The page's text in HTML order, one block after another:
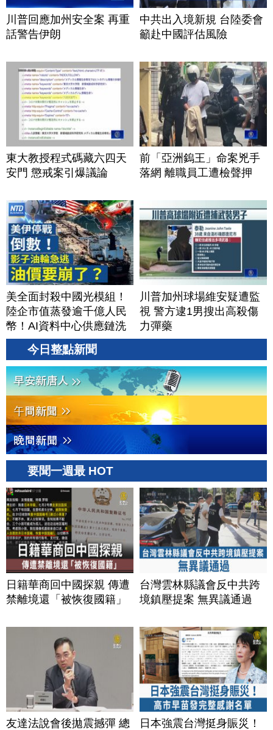
川普回應加州安全案 再重
話警告伊朗
中共出入境新規 台陸委會
籲赴中國評估風險
東大教授程式碼藏六四天
安門 懲戒案引爆議論
前「亞洲鎢王」命案兇手
落網 離職員工遭檢聲押
美全面封殺中國光模組！
陸企市值蒸發逾千億人民
幣！AI資料中心供應鏈洗
牌？台灣喜迎轉單！成關
鍵樞紐？｜#財經新聞
│20260805 (三)
川普加州球場維安疑遭監
視 警方逮1男搜出高殺傷
力彈藥
今日整點新聞
要聞一週最 HOT
日籍華商回中國探親 傳遭
禁離境還「被恢復國籍」
台灣雲林縣議會反中共跨
境鎮壓提案 無異議通過
友達法說會後拋震撼彈 總
日本強震台灣挺身賑災！